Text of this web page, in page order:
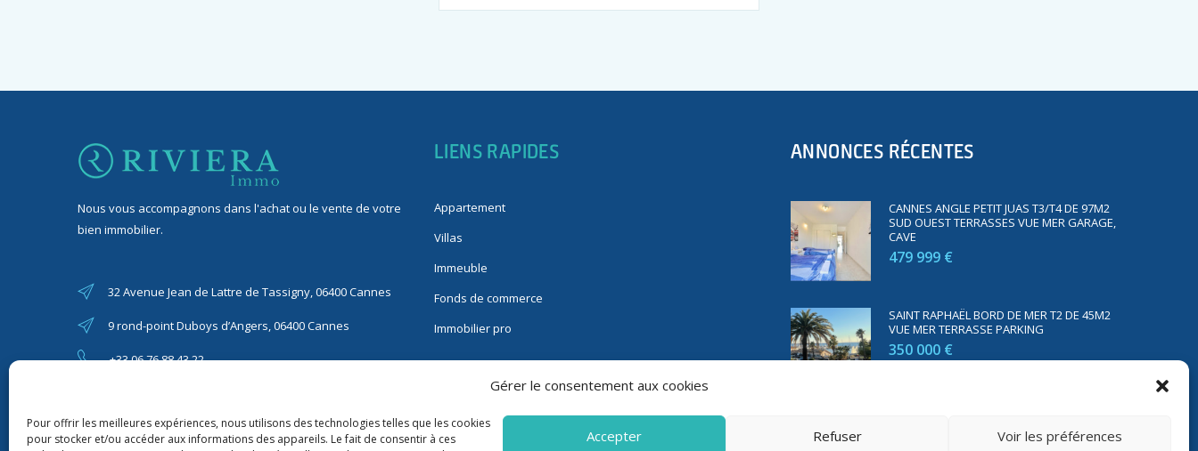
Gérer le consentement aux cookies
Pour offrir les meilleures expériences, nous utilisons des technologies telles que les cookies
pour stocker et/ou accéder aux informations des appareils. Le fait de consentir à ces
Accepter Refuser Voir les préférences
Nous vous accompagnons dans l'achat ou le vente de votre
bien immobilier.
32 Avenue Jean de Lattre de Tassigny, 06400 Cannes
9 rond-point Duboys d’Angers, 06400 Cannes
+33 06 76 88 43 22
LIENS RAPIDES
Appartement
Villas
Immeuble
Fonds de commerce
Immobilier pro
ANNONCES RÉCENTES
CANNES ANGLE PETIT JUAS T3/T4 DE 97M2
SUD OUEST TERRASSES VUE MER GARAGE,
CAVE
479 999 €
SAINT RAPHAËL BORD DE MER T2 DE 45M2
VUE MER TERRASSE PARKING
350 000 €